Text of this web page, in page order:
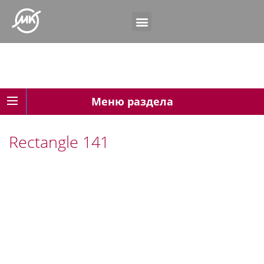
Меню раздела
Rectangle 141